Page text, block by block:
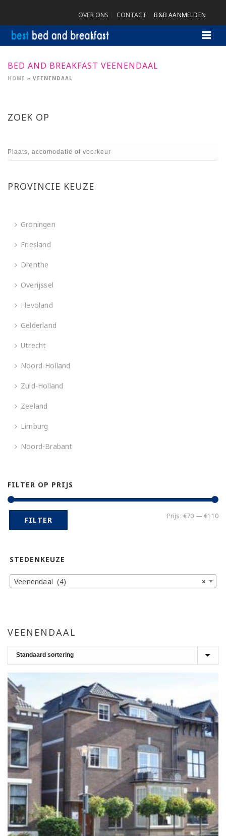
OVER ONS CONTACT B&B AANMELDEN
BED AND BREAKFAST VEENENDAAL
HOME » VEENENDAAL
VEENENDAAL
ZOEK OP
PROVINCIE KEUZE
Groningen
Friesland
Drenthe
Overijssel
Flevoland
Gelderland
Utrecht
Noord-Holland
Zuid-Holland
Zeeland
Limburg
Noord-Brabant
FILTER OP PRIJS
FILTER Prijs: €70 —€110
STEDENKEUZE
×
Veenendaal (4)